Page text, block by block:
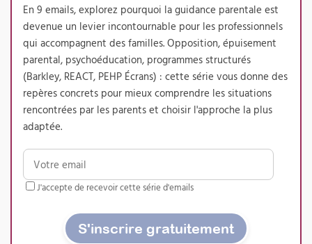
Conduire un PEHP de type
« Barkley » pour familles
d’enfants présentant un
TDAH – Pratique
En 9 emails, explorez pourquoi la guidance parentale est
devenue un levier incontournable pour les professionnels
qui accompagnent des familles. Opposition, épuisement
parental, psychoéducation, programmes structurés
(Barkley, REACT, PEHP Écrans) : cette série vous donne des
repères concrets pour mieux comprendre les situations
rencontrées par les parents et choisir l'approche la plus
adaptée.
J'accepte de recevoir cette série d'emails
S'inscrire gratuitement